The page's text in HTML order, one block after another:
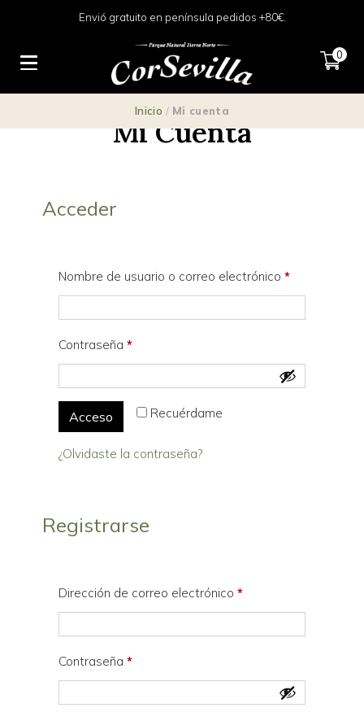
Envió gratuito en península pedidos +80€.
0
Inicio / Mi cuenta
Mi Cuenta
Acceder
Nombre de usuario o correo electrónico*
Contraseña*
Recuérdame
Acceso
¿Olvidaste la contraseña?
Registrarse
Dirección de correo electrónico*
Contraseña*